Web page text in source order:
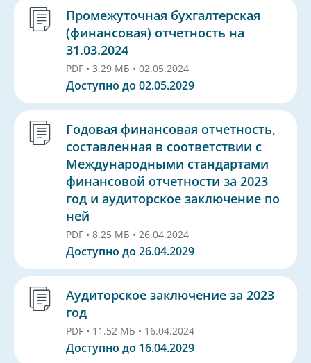
Промежуточная бухгалтерская
(финансовая) отчетность на
31.03.2024
PDF • 3.29 МБ • 02.05.2024
Доступно до 02.05.2029
Годовая финансовая отчетность,
составленная в соответствии с
Международными стандартами
финансовой отчетности за 2023
год и аудиторское заключение по
ней
PDF • 8.25 МБ • 26.04.2024
Доступно до 26.04.2029
Аудиторское заключение за 2023
год
PDF • 11.52 МБ • 16.04.2024
Доступно до 16.04.2029